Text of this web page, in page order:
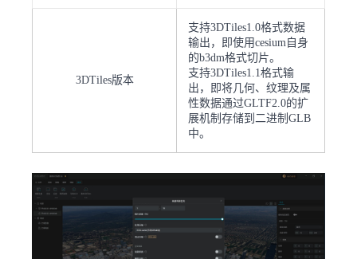
3DTiles版本
支持3DTiles1.0格式数据
输出，即使用cesium自身
的b3dm格式切片。
支持3DTiles1.1格式输
出，即将几何、纹理及属
性数据通过GLTF2.0的扩
展机制存储到二进制GLB
中。